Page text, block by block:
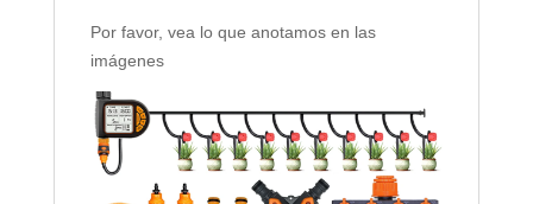
Por favor, vea lo que anotamos en las
imágenes